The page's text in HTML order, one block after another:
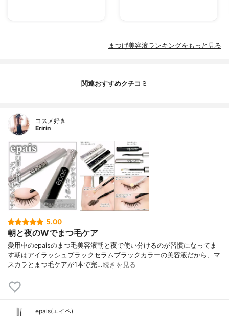
まつげ美容液ランキングをもっと見る
関連おすすめクチコミ
コスメ好き
Eririn
5.00
朝と夜のWでまつ毛ケア
愛用中のepaisのまつ毛美容液朝と夜で使い分けるのが習慣になってま
す朝はアイラッシュブラックセラムブラックカラーの美容液だから、マ
スカラとまつ毛ケアが1本で完…続きを見る
epais(エイペ)